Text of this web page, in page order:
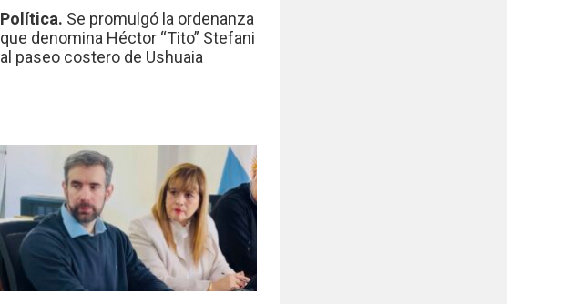
Política. Se promulgó la ordenanza
que denomina Héctor “Tito” Stefani
al paseo costero de Ushuaia